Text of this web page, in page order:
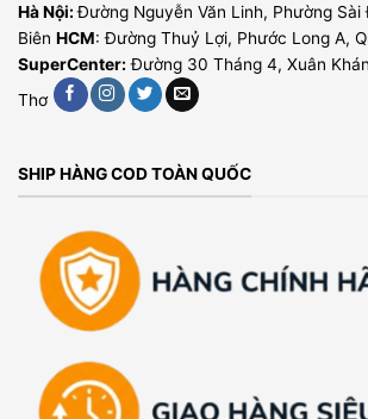
Hà Nội:Đường Nguyễn Văn Linh, Phường Sài
Biên HCM: Đường Thuỷ Lợi, Phước Long A,
SuperCenter: Đường 30 Tháng 4, Xuân
Thơ
SHIP HÀNG COD TOÀN QUỐC